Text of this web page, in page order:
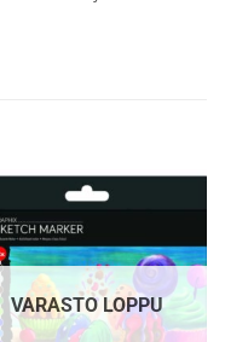
VARASTO LOPPU